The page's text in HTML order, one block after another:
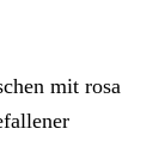
mit rosa